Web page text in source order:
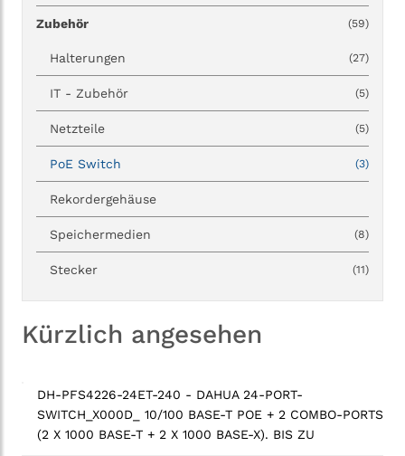
Zubehör (59)
Halterungen (27)
IT - Zubehör (5)
Netzteile (5)
PoE Switch (3)
Rekordergehäuse
Speichermedien (8)
Stecker (11)
Kürzlich angesehen
DH-PFS4226-24ET-240 - DAHUA 24-PORT-
SWITCH_X000D_ 10/100 BASE-T POE + 2 COMBO-PORTS
(2 X 1000 BASE-T + 2 X 1000 BASE-X). BIS ZU